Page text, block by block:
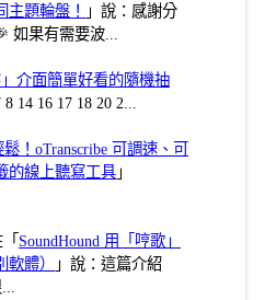
主題輪盤！
」說：感謝分
如果有需要波...
」介面簡單好看的隨機抽
8 14 16 17 18 20 2...
！oTranscribe 可調速、可
的線上聽寫工具 」
SoundHound 用「哼歌」
體）
」說：這篇介紹